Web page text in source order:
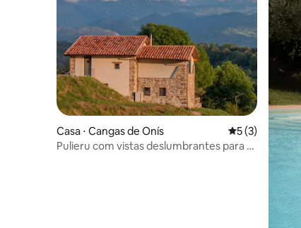
Casa ⋅ Cangas de Onís 5 de uma
5 (3)
Pulieru com vistas deslumbrantes para a